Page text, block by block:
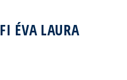
ÉVA LAURA